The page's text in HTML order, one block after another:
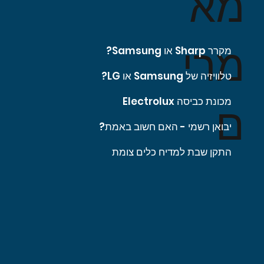
מרי
ם
מקרר Sharp או Samsung?
טלוויזיה של Samsung או LG?
מכונת כביסה Electrolux
יבואן רשמי - האם חשוב באמת?
התקן שבת למדיח כלים צומת